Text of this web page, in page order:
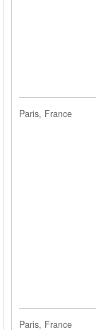
Paris, France
Paris, France